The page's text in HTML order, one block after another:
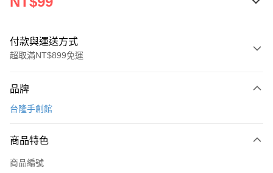
付款與運送方式
超取滿NT$899免運
信用卡一次付款
Apple Pay
街口支付
品牌
台隆手創館
商品特色
商品編號